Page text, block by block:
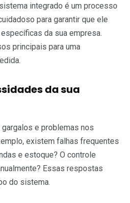
integrado é um processo
para garantir que ele
da sua empresa.
principais para uma
da sua
e problemas nos
existem falhas frequentes
e estoque? O controle
Essas respostas
do sistema.